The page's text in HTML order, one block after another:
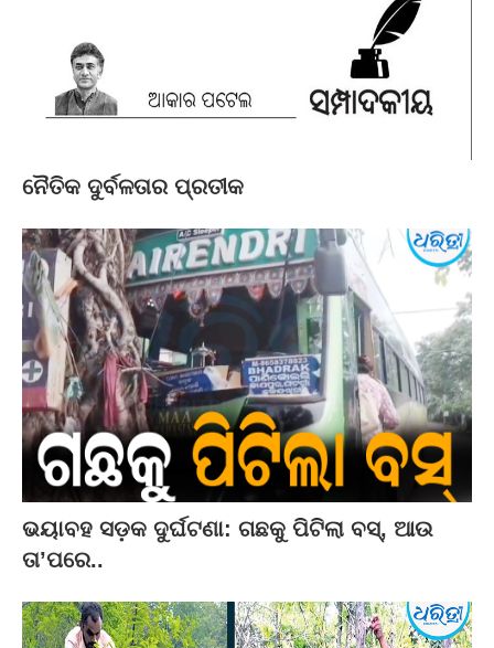
ନୈତିକ ଦୁର୍ବଳତାର ପ୍ରତୀକ
ଭୟାବହ ସଡ଼କ ଦୁର୍ଘଟଣା: ଗଛକୁ ପିଟିଲା ବସ୍‌, ଆଉ
ତା’ପରେ..